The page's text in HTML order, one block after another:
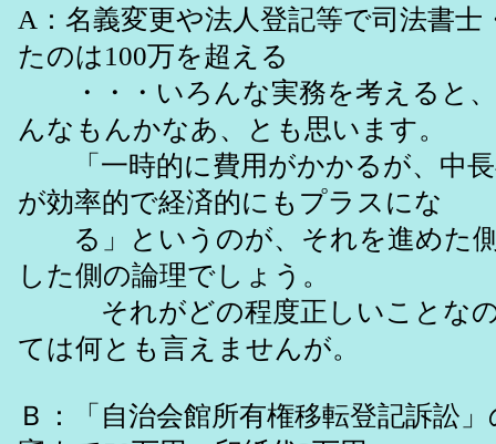
A：名義変更や法人登記等で司法書士
たのは100万を超える
・・・いろんな実務を考えると、
んなもんかなあ、とも思います。
「一時的に費用がかかるが、中長
が効率的で経済的にもプラスにな
る」というのが、それを進めた
した側の論理でしょう。
それがどの程度正しいことなの
ては何とも言えませんが。
Ｂ：「自治会館所有権移転登記訴訟